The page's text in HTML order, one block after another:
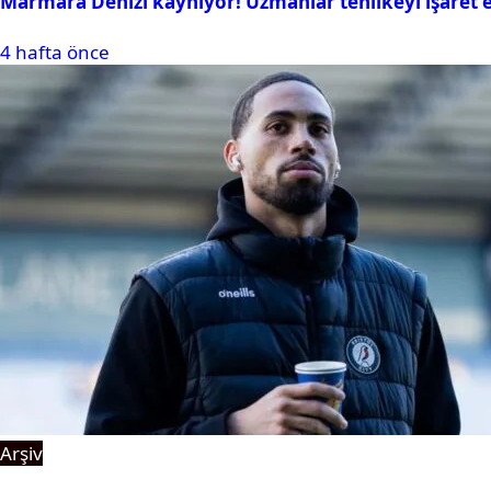
4 hafta önce
Arşiv